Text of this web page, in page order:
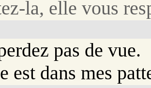
la, elle vous
pas de vue.
est dans mes